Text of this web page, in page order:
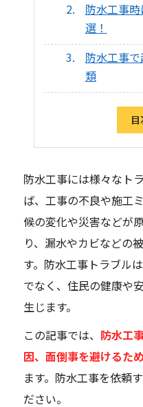
防水工事
選！
防水工事
類
防水工事には様々なト
ば、工事の不良や施工
候の変化や災害などが
り、漏水やカビなどの
す。防水工事トラブル
でなく、住民の健康や
生じます。
この記事では、 防水工
因、面倒事を避けるた
ます。防水工事を依頼
ださい。